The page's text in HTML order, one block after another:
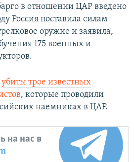
в отношении ЦАР введено
Россия поставила силам
оружие и заявила,
175 военных и
убиты трое известных
, которые проводили
наемниках в ЦАР.
на нас в